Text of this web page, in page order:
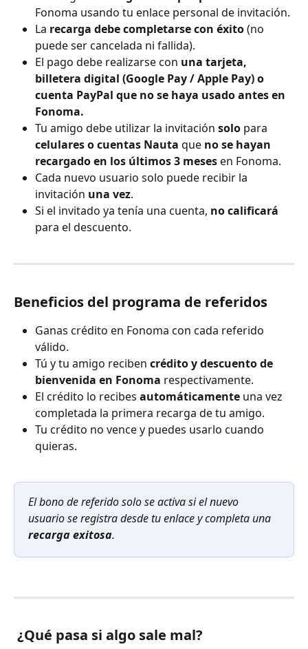
Fonoma usando tu enlace personal de invitación.
La recarga debe completarse con éxito (no
puede ser cancelada ni fallida).
El pago debe realizarse con una tarjeta,
billetera digital (Google Pay / Apple Pay) o
cuenta PayPal que no se haya usado antes en
Fonoma.
Tu amigo debe utilizar la invitación solo para
celulares o cuentas Nauta que no se hayan
recargado en los últimos 3 meses en Fonoma.
Cada nuevo usuario solo puede recibir la
invitación una vez.
Si el invitado ya tenía una cuenta, no calificará
para el descuento.
Beneficios del programa de referidos
Ganas crédito en Fonoma con cada referido
válido.
Tú y tu amigo reciben crédito y descuento de
bienvenida en Fonoma respectivamente.
El crédito lo recibes automáticamente una vez
completada la primera recarga de tu amigo.
Tu crédito no vence y puedes usarlo cuando
quieras.
El bono de referido solo se activa si el nuevo
usuario se registra desde tu enlace y completa una
recarga exitosa.
¿Qué pasa si algo sale mal?